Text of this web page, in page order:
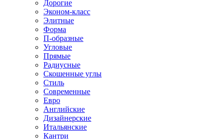
Дорогие
Эконом-класс
Элитные
Форма
П-образные
Угловые
Прямые
Радиусные
Скошенные углы
Стиль
Современные
Евро
Английские
Дизайнерские
Итальянские
Кантри